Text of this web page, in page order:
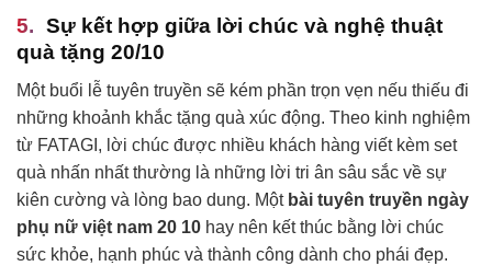
Sự kết hợp giữa lời chúc và nghệ thuật
quà tặng 20/10
Một buổi lễ tuyên truyền sẽ kém phần trọn vẹn nếu thiếu đi
những khoảnh khắc tặng quà xúc động. Theo kinh nghiệm
từ FATAGI, lời chúc được nhiều khách hàng viết kèm set
quà nhấn nhất thường là những lời tri ân sâu sắc về sự
kiên cường và lòng bao dung. Một bài tuyên truyền ngày
phụ nữ việt nam 20 10 hay nên kết thúc bằng lời chúc
sức khỏe, hạnh phúc và thành công dành cho phái đẹp.